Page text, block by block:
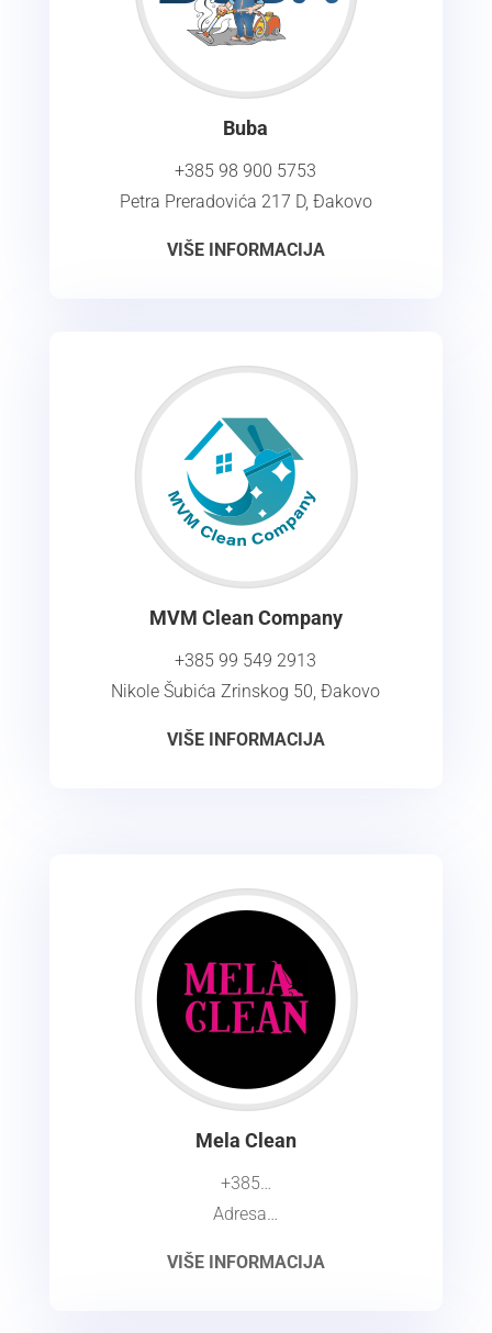
Buba
+385 98 900 5753
Petra Preradovića 217 D, Đakovo
VIŠE INFORMACIJA
MVM Clean Company
+385 99 549 2913
Nikole Šubića Zrinskog 50, Đakovo
VIŠE INFORMACIJA
Mela Clean
+385…
Adresa…
VIŠE INFORMACIJA